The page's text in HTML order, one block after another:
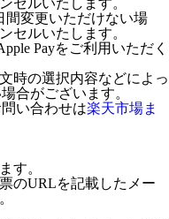
セルいたします。
間変更いただけない場
セルいたします。
Payをご利用いただく
時の選択内容などによっ
合がございます。
い合わせは楽天市場ま
す。
のURLを記載したメー